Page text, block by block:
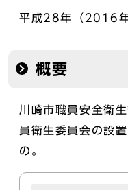
平成28年（2016
概要
川崎市職員安全衛
員衛生委員会の設
の。